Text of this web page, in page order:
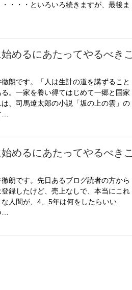
・・・といろいろ続きますが、最後ま
めるにあたってやるべきこ
朗です。「人は生計の道を講ずること
。一家を養い得てはじめて一郷と国家
、司馬遼太郎の小説「坂の上の雲」の
めるにあたってやるべきこ
朗です。先日あるブログ読者の方から
登録したけど、売上なしで、本当にこれ
人間が、4、5年は何をしたらいい